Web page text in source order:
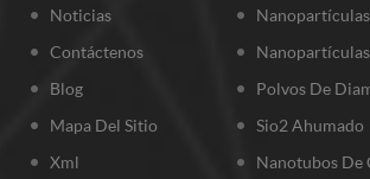
Noticias
Contáctenos
Blog
Mapa Del Sitio
Xml
Polvos De
Sio2 Ahumado
Nanotubos De